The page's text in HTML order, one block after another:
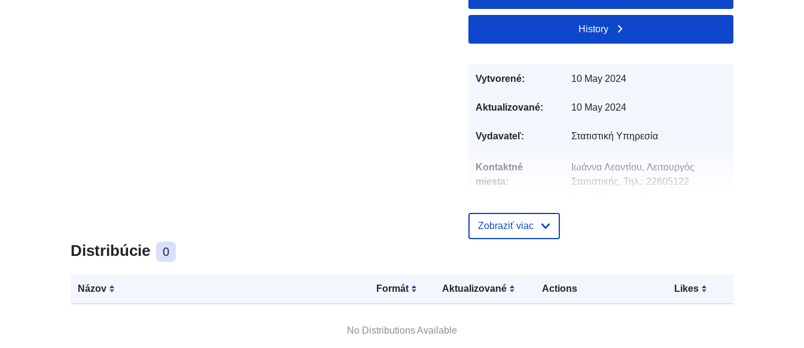
Distribúcie 0
Názov Formát Aktualizované Actions Likes
No Distributions Available
History
Vytvorené: 10 May 2024
Aktualizované: 10 May 2024
Vydavateľ: Στατιστική Υπηρεσία
Kontaktné
miesta:
Ιωάννα Λεοντίου, Λειτουργός
Στατιστικής, Τηλ.: 22605122
Katalógový
Identifikátory:
eac58c16-1e4c-4524-9800-
aife1042114G
Zobraziť viac